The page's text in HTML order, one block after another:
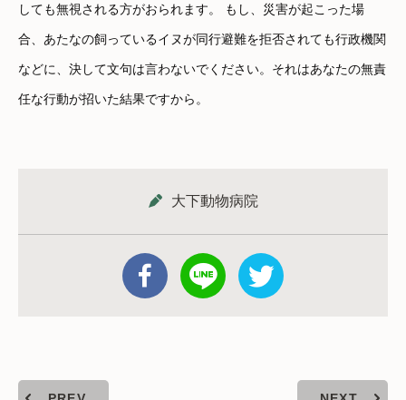
しても無視される方がおられます。 もし、災害が起こった場
合、あたなの飼っているイヌが同行避難を拒否されても行政機関
などに、決して文句は言わないでください。それはあなたの無責
任な行動が招いた結果ですから。
大下動物病院